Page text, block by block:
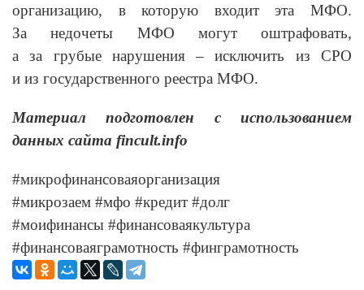
организацию, в которую входит эта МФО.
За недочеты МФО могут оштрафовать,
а за грубые нарушения – исключить из СРО
и из государственного реестра МФО.
Материал подготовлен с использованием
данных сайта fincult.info
#микрофинансоваяорганизация
#микрозаем #мфо #кредит #долг
#моифинансы #финансоваякультура
#финансоваяграмотность #финграмотность